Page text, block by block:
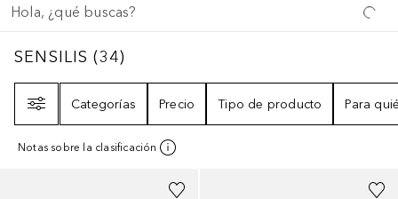
SENSILIS34
SENSILIS (34)
Categorías
Precio Tipo de producto Para
Notas sobre la clasificación